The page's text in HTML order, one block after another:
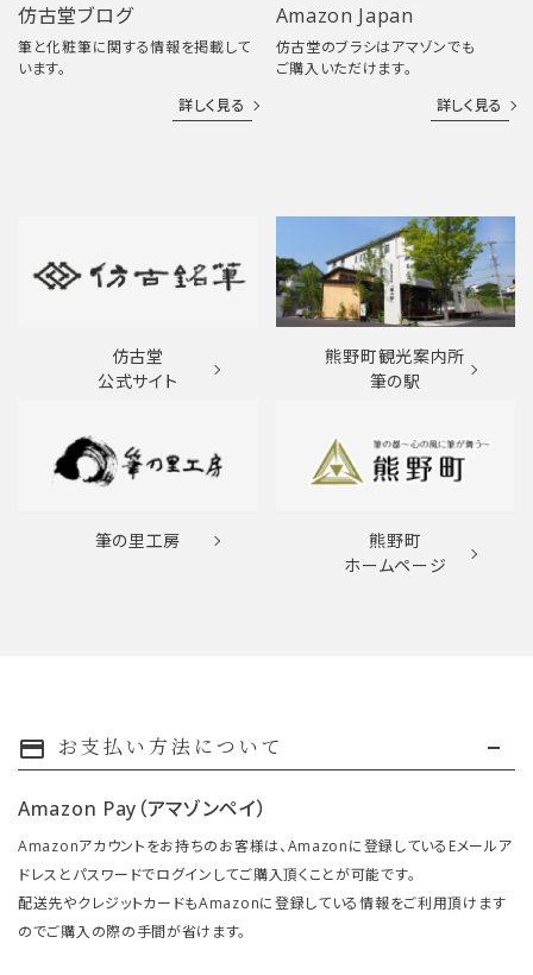
仿古堂ブログ
筆と化粧筆に関する情報を掲載して
います。
詳しく見る
Amazon Japan
仿古堂のブラシはアマゾンでも
ご購入いただけます。
詳しく見る
仿古堂
公式サイト
熊野町観光案内所
筆の駅
筆の里工房
熊野町
ホームページ
payment お支払い方法について
Amazon Pay（アマゾンペイ）
Amazonアカウントをお持ちのお客様は、Amazonに登録しているEメールア
ドレスとパスワードでログインしてご購入頂くことが可能です。
配送先やクレジットカードもAmazonに登録している情報をご利用頂けます
のでご購入の際の手間が省けます。